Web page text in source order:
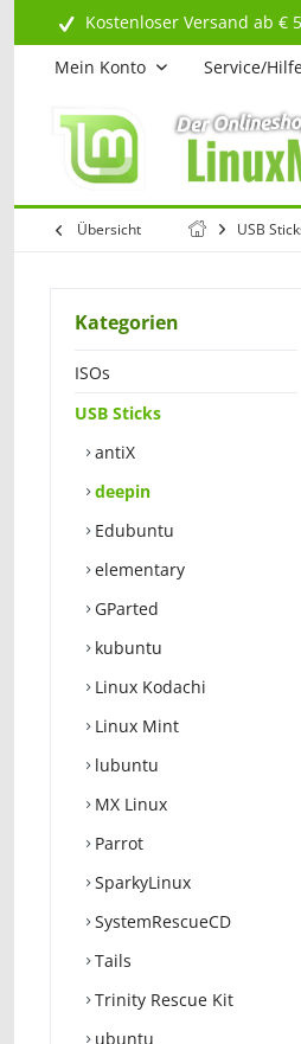
Kostenloser Versand ab €
Mein Konto Service/
Übersicht USB
Kategorien
ISOs
USB Sticks
antiX
deepin
Edubuntu
elementary
GParted
kubuntu
Linux Kodachi
Linux Mint
lubuntu
MX Linux
Parrot
SparkyLinux
SystemRescueCD
Tails
Trinity Rescue Kit
ubuntu